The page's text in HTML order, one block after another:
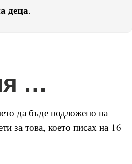
деца.
…
да бъде подложено на
за това, което писах на 16